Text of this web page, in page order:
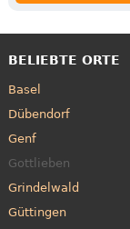
BELIEBTE ORTE
Basel
Dübendorf
Genf
Gottlieben
Grindelwald
Güttingen